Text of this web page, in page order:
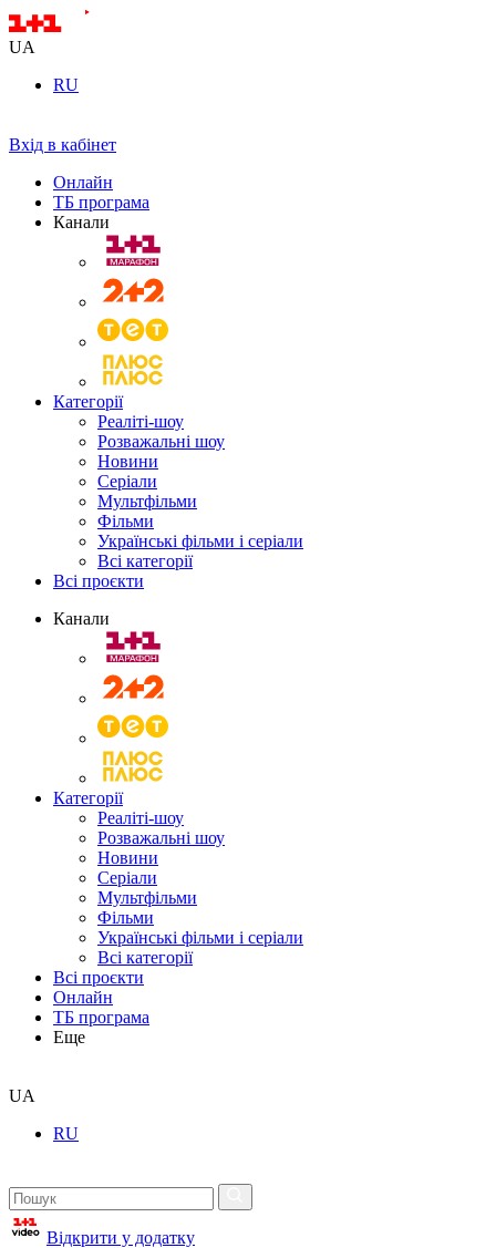
UA
RU
Вхід в кабінет
Онлайн
ТБ програма
Канали
Категорії
Реаліті-шоу
Розважальні шоу
Новини
Серіали
Мультфільми
Фільми
Українські фільми і серіали
Всі категорії
Всі проєкти
Канали
Категорії
Реаліті-шоу
Розважальні шоу
Новини
Серіали
Мультфільми
Фільми
Українські фільми і серіали
Всі категорії
Всі проєкти
Онлайн
ТБ програма
Еще
UA
RU
Відкрити у додатку